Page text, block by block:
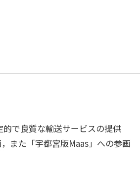
で良質な輸送サービスの提供
また「宇都宮版Maas」への参画